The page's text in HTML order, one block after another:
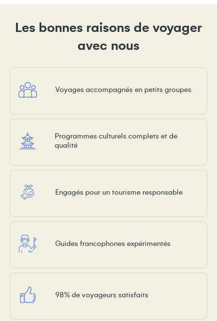
Les bonnes raisons de voyager
avec nous
Voyages accompagnés en petits groupes
Programmes culturels complets et de
qualité
Engagés pour un tourisme responsable
Guides francophones expérimentés
98% de voyageurs satisfaits